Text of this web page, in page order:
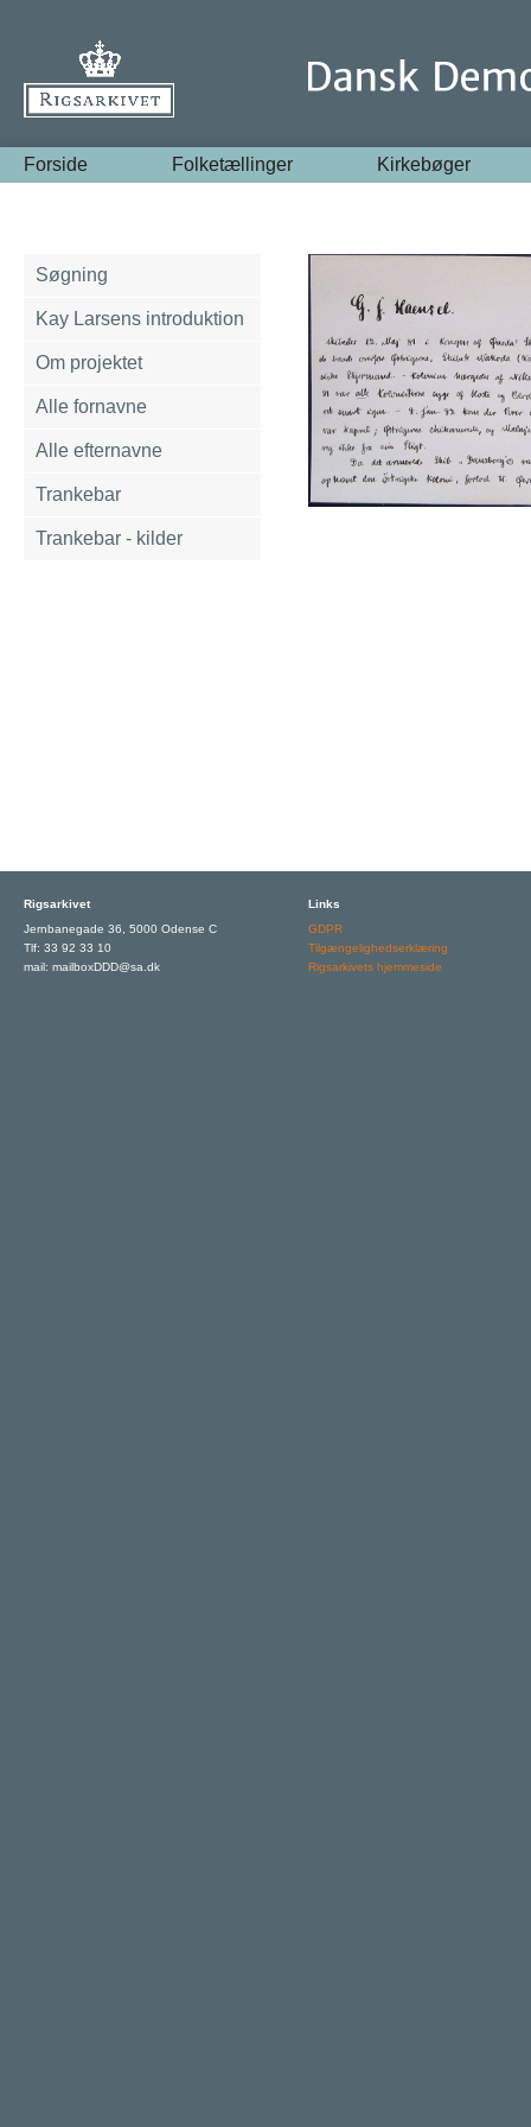
Forside Folketællinger Kirkebøger
Søgning
Kay Larsens introduktion
Om projektet
Alle fornavne
Alle efternavne
Trankebar
Trankebar - kilder
Rigsarkivet
Jernbanegade 36, 5000 Odense C
Tlf: 33 92 33 10
mail: mailboxDDD@sa.dk
Links
GDPR
Tilgængelighedserklæring
Rigsarkivets hjemmeside